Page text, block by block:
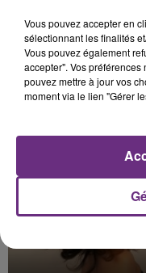
Oh La
8h57
8h57
Vous pouvez accepter en
sélectionnant les finalités
Vous pouvez également
accepter". Vos
pouvez mettre à jour vos
moment via le lien "Gérer